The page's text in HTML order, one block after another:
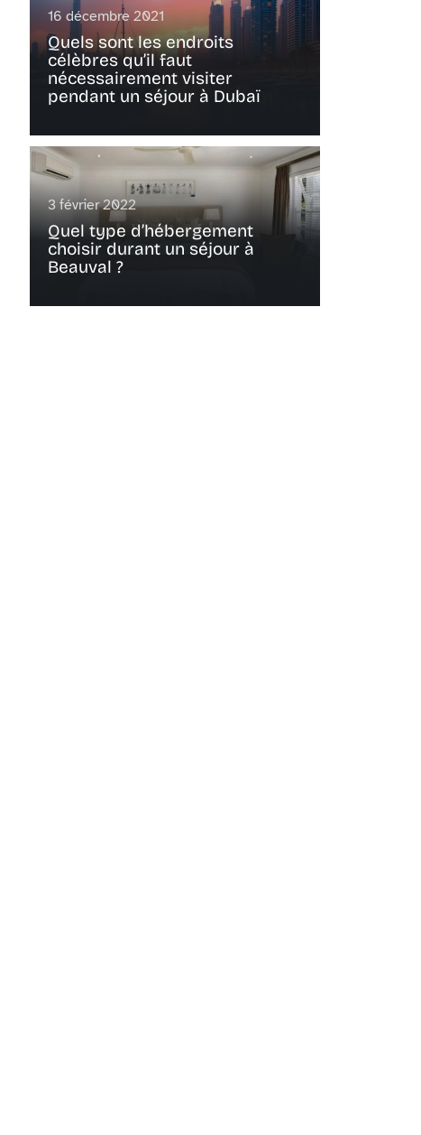
16 décembre 2021
Quels sont les endroits
célèbres qu’il faut
nécessairement visiter
pendant un séjour à Dubaï
3 février 2022
Quel type d’hébergement
choisir durant un séjour à
Beauval ?